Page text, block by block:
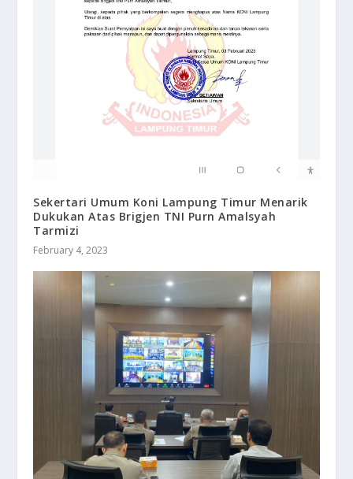
Sekertari Umum Koni Lampung Timur Menarik
Dukukan Atas Brigjen TNI Purn Amalsyah
Tarmizi
February 4, 2023